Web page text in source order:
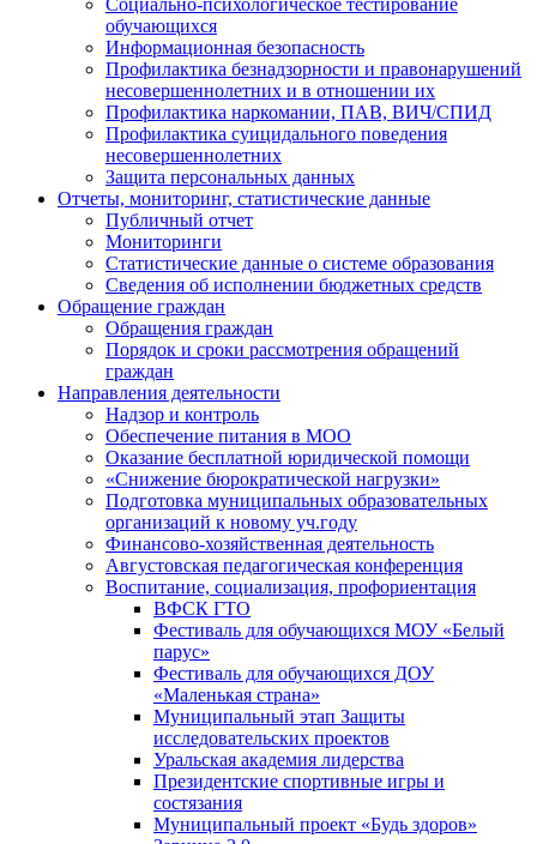
Социально-психологическое тестирование
обучающихся
Информационная безопасность
Профилактика безнадзорности и правонарушений
несовершеннолетних и в отношении их
Профилактика наркомании, ПАВ, ВИЧ/СПИД
Профилактика суицидального поведения
несовершеннолетних
Защита персональных данных
Отчеты, мониторинг, статистические данные
Публичный отчет
Мониторинги
Статистические данные о системе образования
Сведения об исполнении бюджетных средств
Обращение граждан
Обращения граждан
Порядок и сроки рассмотрения обращений
граждан
Направления деятельности
Надзор и контроль
Обеспечение питания в МОО
Оказание бесплатной юридической помощи
«Снижение бюрократической нагрузки»
Подготовка муниципальных образовательных
организаций к новому уч.году
Финансово-хозяйственная деятельность
Августовская педагогическая конференция
Воспитание, социализация, профориентация
ВФСК ГТО
Фестиваль для обучающихся МОУ «Белый
парус»
Фестиваль для обучающихся ДОУ
«Маленькая страна»
Муниципальный этап Защиты
исследовательских проектов
Уральская академия лидерства
Президентские спортивные игры и
состязания
Муниципальный проект «Будь здоров»